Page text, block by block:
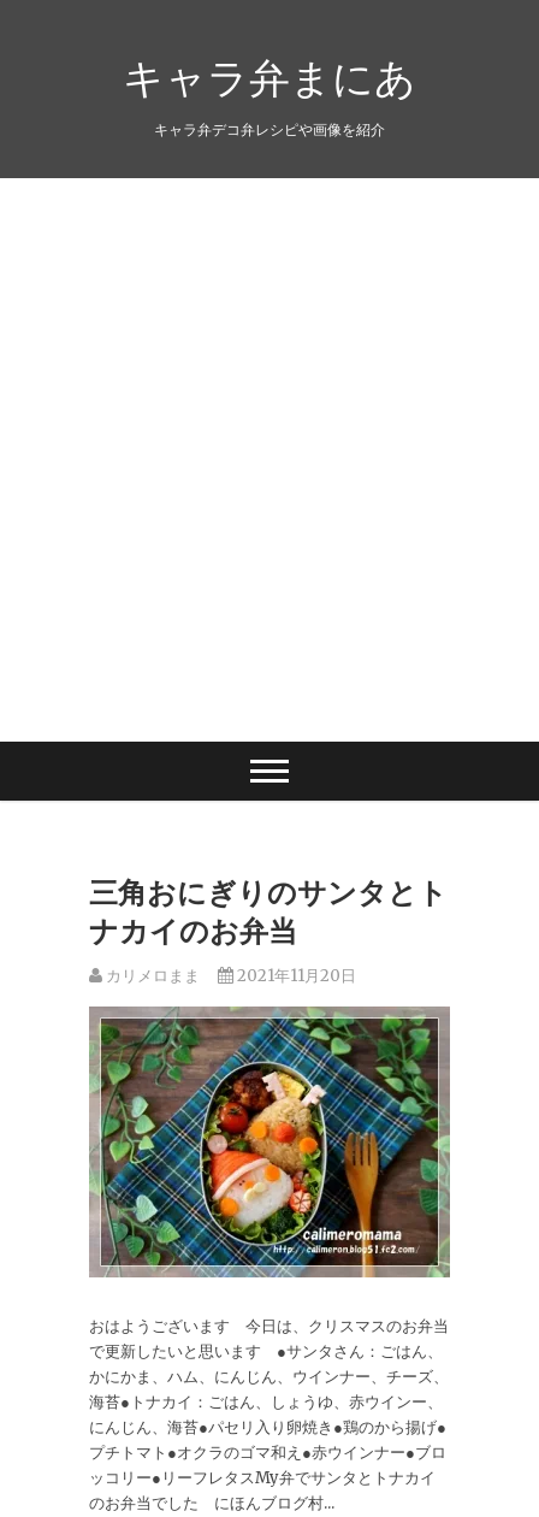
キャラ弁まにあ
キャラ弁デコ弁レシピや画像を紹介
三角おにぎりのサンタとト
ナカイのお弁当
カリメロまま 2021年11月20日
おはようございます 今日は、クリスマスのお弁当
で更新したいと思います ●サンタさん：ごはん、
かにかま、ハム、にんじん、ウインナー、チーズ、
海苔●トナカイ：ごはん、しょうゆ、赤ウインー、
にんじん、海苔●パセリ入り卵焼き●鶏のから揚げ●
プチトマト●オクラのゴマ和え●赤ウインナー●ブロ
ッコリー●リーフレタスMy弁でサンタとトナカイ
のお弁当でした にほんブログ村...